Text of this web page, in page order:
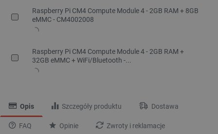
Raspberry Pi CM4 Compute Module 4 - 2GB RAM + 8GB
eMMC - CM4002008
Raspberry Pi CM4 Compute Module 4 - 2GB RAM +
32GB eMMC + WiFi/Bluetooth -...
Opis Szczegóły produktu Dostawa
FAQ Opinie Zwroty i reklamacje